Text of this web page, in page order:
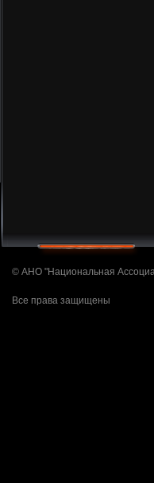
© АНО "Национальная
Все права защищены